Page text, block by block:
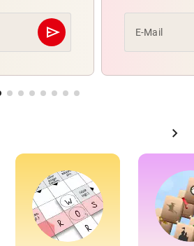
send
Abschicken E-Mail
chevron_right